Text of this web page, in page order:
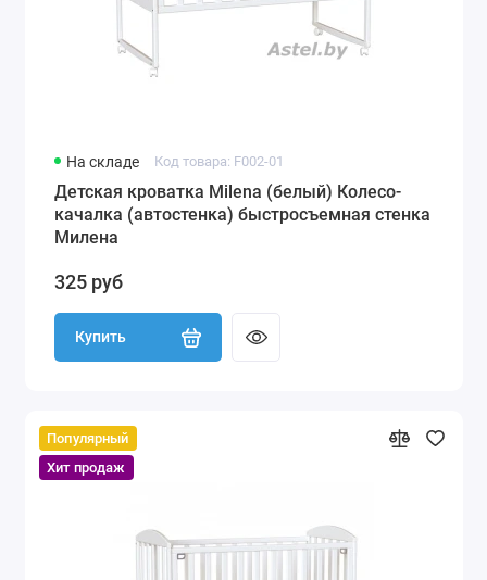
На складе Код товара: F002-01
Детская кроватка Milena (белый) Колесо-
качалка (автостенка) быстросъемная стенка
Милена
325 руб
Купить
Популярный
Хит продаж